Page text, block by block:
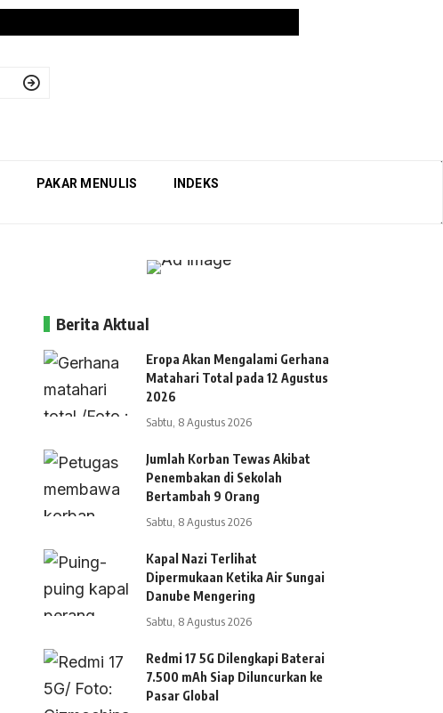
PAKAR MENULIS INDEKS
Berita Aktual
Eropa Akan Mengalami Gerhana
Matahari Total pada 12 Agustus
2026
Sabtu, 8 Agustus 2026
Jumlah Korban Tewas Akibat
Penembakan di Sekolah
Bertambah 9 Orang
Sabtu, 8 Agustus 2026
Kapal Nazi Terlihat
Dipermukaan Ketika Air Sungai
Danube Mengering
Sabtu, 8 Agustus 2026
Redmi 17 5G Dilengkapi Baterai
7.500 mAh Siap Diluncurkan ke
Pasar Global